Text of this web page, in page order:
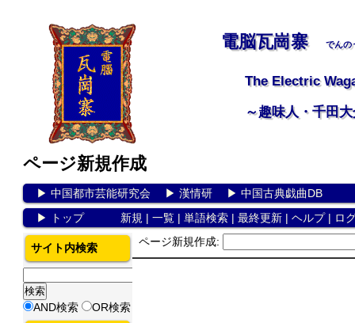
電脳瓦崗寨 でんの
The Electric
～趣味人・千田
ページ新規作成
▶ 中国都市芸能研究会▶ 漢情研▶ 中国古典戯曲DB
▶
トップ 新規 | 一覧| 単語検索| 最終更新| ヘルプ| ロ
ページ新規作成:
サイト内検索
AND検索 OR検索